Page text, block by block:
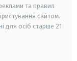
та правил
сайтом.
для осіб старше 21